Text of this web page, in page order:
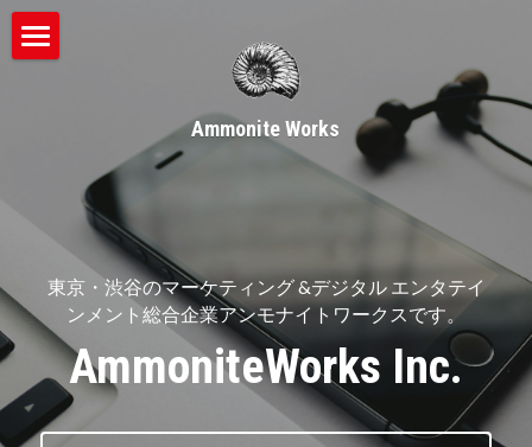
Ammonite Works
SNS活用
eスポーツ
eSports魂
ゲーマーズ・ナビ
ゲーム
サービス
インフルエンサー募集
採用
東京・渋谷のマーケティング &デジタル エンタテイ
ンメント総合企業アンモナイトワークスです。
AmmoniteWorks Inc.